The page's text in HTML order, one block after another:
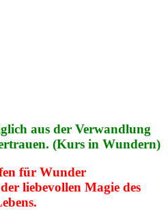
aus der Verwandlung
(Kurs in Wundern)
für Wunder
liebevollen Magie des